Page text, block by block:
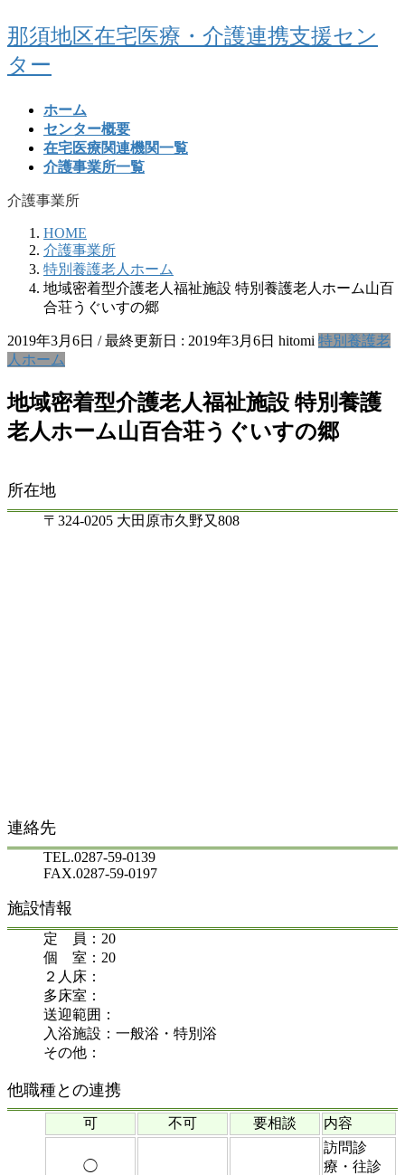
コ
ン
テ
ナ
ビ
ゲ
動
那須地区在宅医療・介護連携支援セン
ター
ホーム
センター概要
在宅医療関連機関一覧
介護事業所一覧
介護事業所
HOME
介護事業所
特別養護老人ホーム
地域密着型介護老人福祉施設 特別養護老人ホーム山百
合荘うぐいすの郷
2019年3月6日 / 最終更新日 : 2019年3月6日 hitomi 特別養護老
人ホーム
地域密着型介護老人福祉施設 特別養護
老人ホーム山百合荘うぐいすの郷
所在地
〒324-0205 大田原市久野又808
連絡先
TEL.0287-59-0139
FAX.0287-59-0197
施設情報
定 員：20
個 室：20
２人床：
多床室：
送迎範囲：
入浴施設：一般浴・特別浴
その他：
他職種との連携
可 不可 要相談 内容
◯
訪問診
療・往診